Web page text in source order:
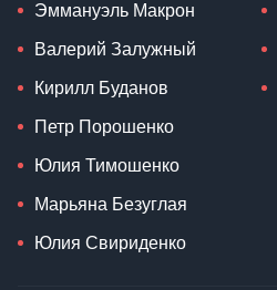
Эммануэль Макрон
Валерий Залужный
Кирилл Буданов
Петр Порошенко
Юлия Тимошенко
Марьяна Безуглая
Юлия Свириденко